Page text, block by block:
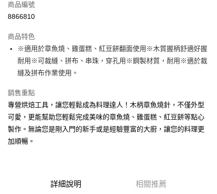
超商取貨付款
Apple Pay
街口支付
全盈+PAY
AFTEE先享後付
相關說明
【關於「AFTEE先享後付」】
３．安心：先確認商品／服務後，再付款。
全家取貨付款-重量限制含紙箱10kg，請控制商品重量在9~9.5
商品編號
8866810
商品特色
※適用於章魚燒、雞蛋糕、紅豆餅翻面使用※木質握柄舒適好握
耐用※可裁縫、拼布、串珠，穿孔用※鋼製材質，耐用※適於裁
縫及拼布作業使用。
銷售重點
專營烘焙工具，讓您輕鬆成為料理達人！木柄章魚燒針，不僅外型
可愛，更能幫助您輕鬆完成美味的章魚燒、雞蛋糕、紅豆餅等點心
製作。無論您是剛入門的新手或是經驗豐富的大廚，讓您的料理更
加順暢。
詳細說明 相關推薦